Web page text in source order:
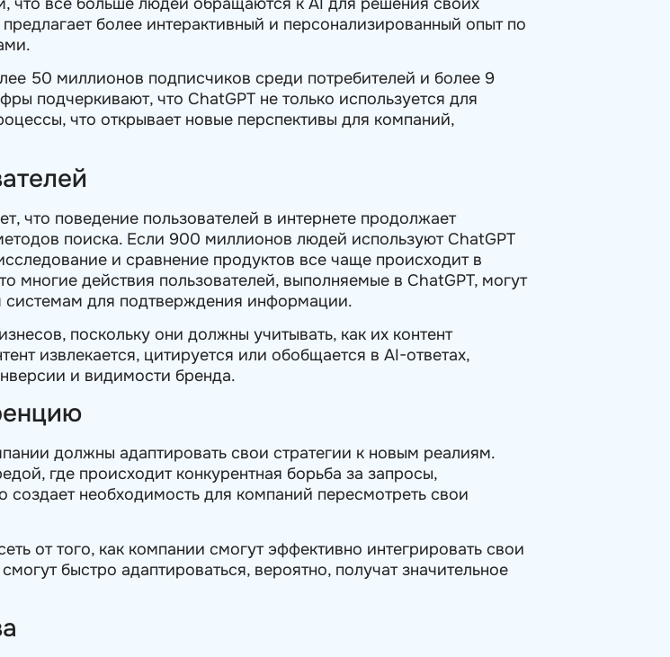
более интерактивный и персонализированный опыт по
50 миллионов подписчиков среди потребителей и более 9
подчеркивают, что ChatGPT не только используется для
что открывает новые перспективы для компаний,
что поведение пользователей в интернете продолжает
поиска. Если 900 миллионов людей используют ChatGPT
и сравнение продуктов все чаще происходит в
многие действия пользователей, выполняемые в ChatGPT, могут
для подтверждения информации.
поскольку они должны учитывать, как их контент
извлекается, цитируется или обобщается в AI-ответах,
и видимости бренда.
должны адаптировать свои стратегии к новым реалиям.
где происходит конкурентная борьба за запросы,
необходимость для компаний пересмотреть свои
от того, как компании смогут эффективно интегрировать свои
быстро адаптироваться, вероятно, получат значительное